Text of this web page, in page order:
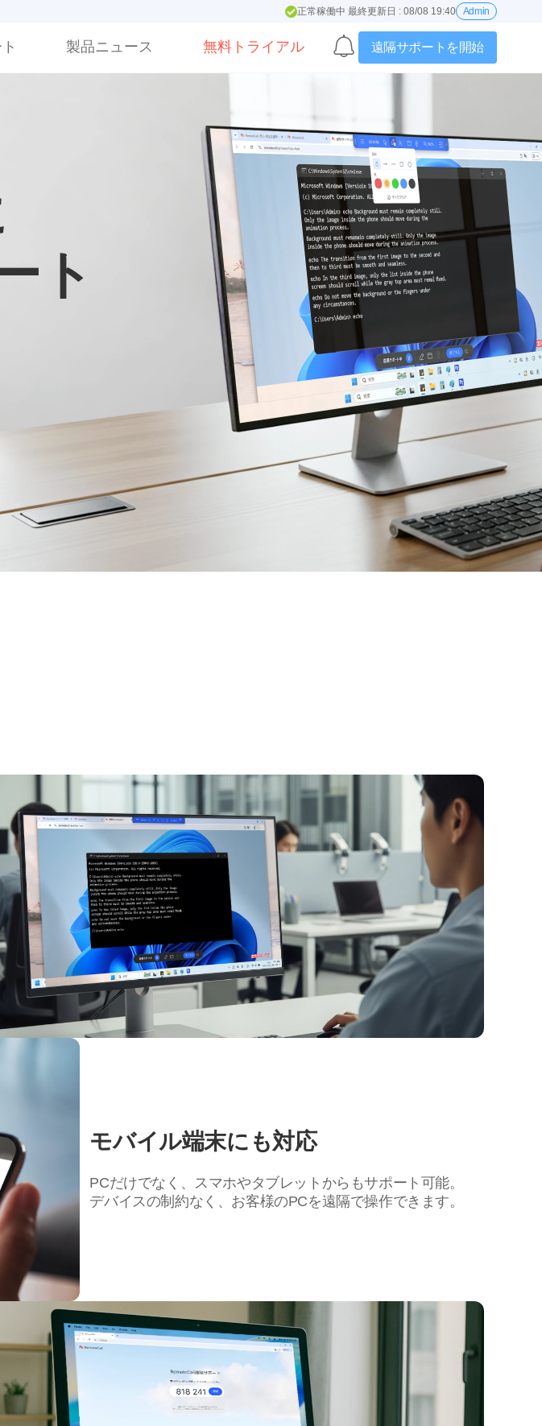
正常稼働中 最終更新日 : 08/08 19:40 Admin
製品ニュース 無料トライアル 遠隔サポートを開始
ト
モバイル端末にも対応
PCだけでなく、スマホやタブレットからもサポート可能。
デバイスの制約なく、お客様のPCを遠隔で操作できます。